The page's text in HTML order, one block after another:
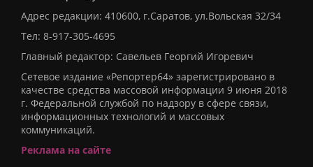
Адрес редакции: 410600, г.Саратов, ул.Вольская 32/34
Тел: 8-917-305-4695
Главный редактор: Савельев Георгий Игоревич
Сетевое издание «Репортер64» зарегистрировано в
качестве средства массовой информации 9 июня 2018
г. Федеральной службой по надзору в сфере связи,
информационных технологий и массовых
коммуникаций.
Реклама на сайте